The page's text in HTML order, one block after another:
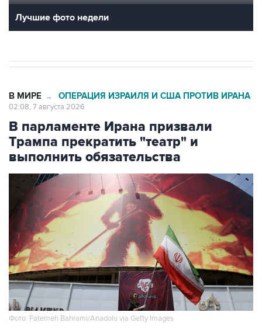
Лучшие фото недели
В МИРЕ → ОПЕРАЦИЯ ИЗРАИЛЯ И США ПРОТИВ ИРАНА
02:08, 7 августа 2026
В парламенте Ирана призвали
Трампа прекратить "театр" и
выполнить обязательства
Фото: Fatemeh Bahrami/Anadolu via Getty Images